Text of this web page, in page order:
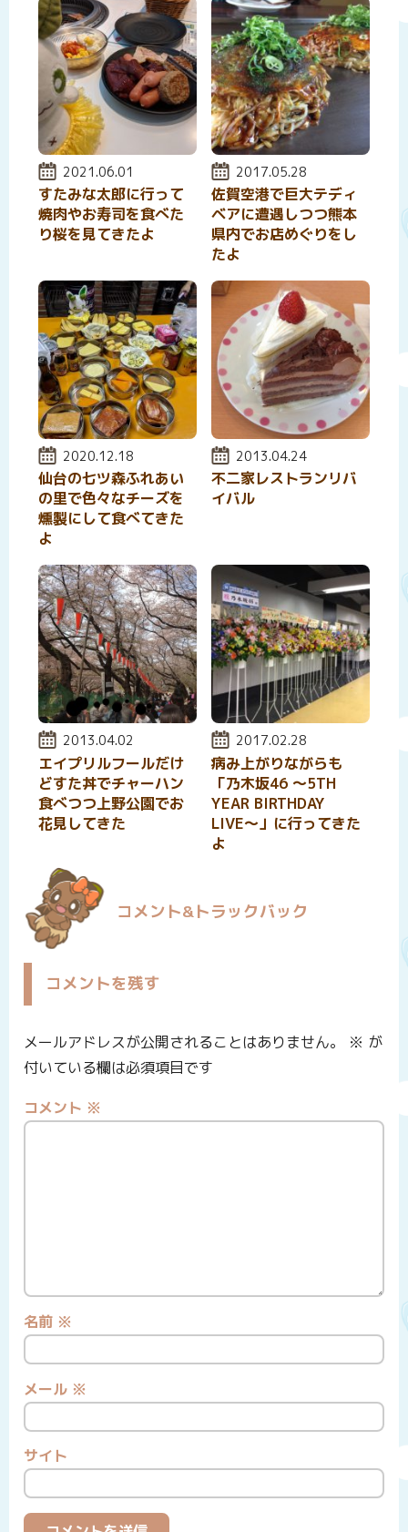
投稿日:
2021.06.01
すたみな太郎に行って
焼肉やお寿司を食べた
り桜を見てきたよ
投稿日:
2017.05.28
佐賀空港で巨大テディ
ベアに遭遇しつつ熊本
県内でお店めぐりをし
たよ
投稿日:
2020.12.18
仙台の七ツ森ふれあい
の里で色々なチーズを
燻製にして食べてきた
よ
投稿日:
2013.04.24
不二家レストランリバ
イバル
投稿日:
2013.04.02
エイプリルフールだけ
どすた丼でチャーハン
食べつつ上野公園でお
花見してきた
投稿日:
2017.02.28
病み上がりながらも
「乃木坂46 〜5TH
YEAR BIRTHDAY
LIVE〜」に行ってきた
よ
コメント&トラックバック
コメントを残す
メールアドレスが公開されることはありません。 ※ が
付いている欄は必須項目です
コメント ※
名前 ※
メール ※
サイト